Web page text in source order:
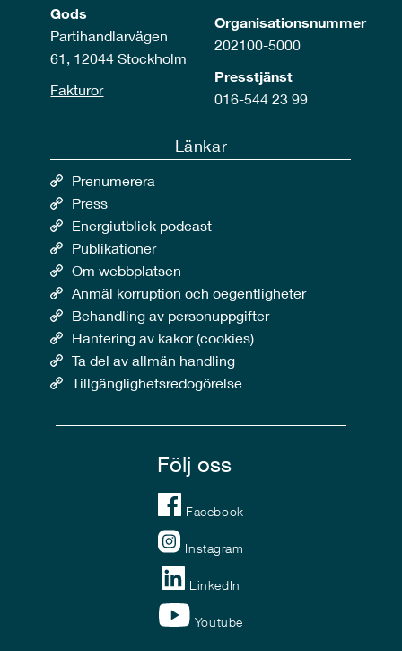
Gods
Partihandlarvägen
61, 12044 Stockholm
Fakturor
Organisationsnummer
202100-5000
Presstjänst
016-544 23 99
Länkar
Prenumerera
Press
Energiutblick podcast
Publikationer
Om webbplatsen
Anmäl korruption och oegentligheter
Behandling av personuppgifter
Hantering av kakor (cookies)
Ta del av allmän handling
Tillgänglighetsredogörelse
Följ oss
Facebook
Instagram
LinkedIn
Youtube